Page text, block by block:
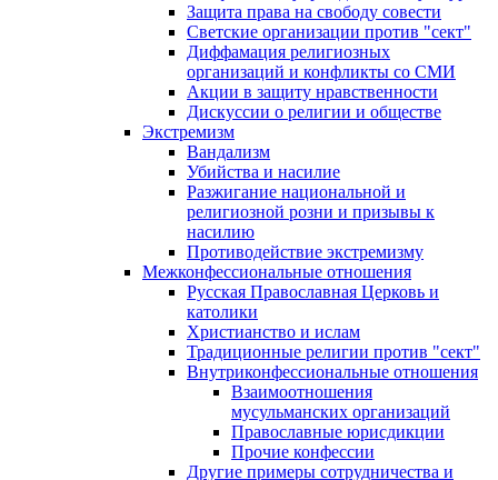
Защита права на свободу совести
Светские организации против "сект"
Диффамация религиозных
организаций и конфликты со СМИ
Акции в защиту нравственности
Дискуссии о религии и обществе
Экстремизм
Вандализм
Убийства и насилие
Разжигание национальной и
религиозной розни и призывы к
насилию
Противодействие экстремизму
Межконфессиональные отношения
Русская Православная Церковь и
католики
Христианство и ислам
Традиционные религии против "сект"
Внутриконфессиональные отношения
Взаимоотношения
мусульманских организаций
Православные юрисдикции
Прочие конфессии
Другие примеры сотрудничества и